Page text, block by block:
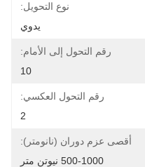
نوع التحويل:
يدوي
رقم التحول إلى الأمام:
10
رقم التحول العكسي:
2
أقصى عزم دوران (نانومتر):
500-1000 نيوتن متر